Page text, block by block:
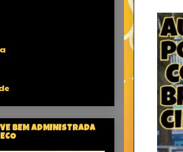
BEM ADMINISTRADA